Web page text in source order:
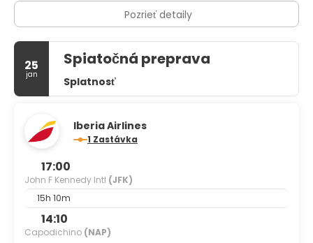
Pozrieť detaily
25
jan
Spiatočná preprava
Splatnosť
Iberia Airlines
1 Zastávka
17:00
John F Kennedy Intl (JFK)
15h 10m
14:10
Capodichino (NAP)